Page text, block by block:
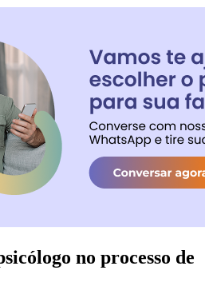
no processo de